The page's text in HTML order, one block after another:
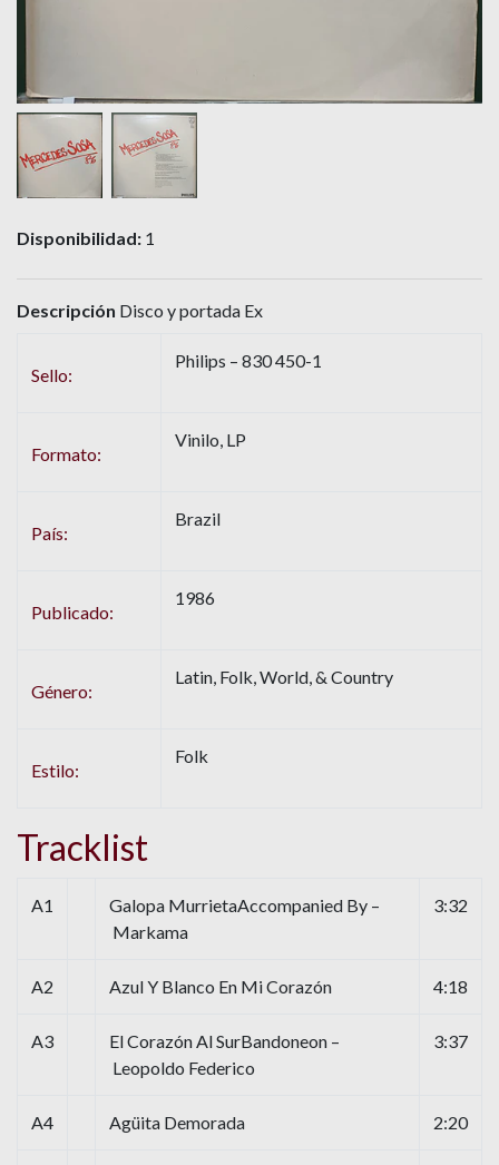
Disponibilidad: 1
Descripción Disco y portada Ex
Sello:
Philips – 830 450-1
Formato:
Vinilo, LP
País:
Brazil
Publicado:
1986
Género:
Latin, Folk, World, & Country
Estilo:
Folk
Tracklist
A1
Galopa MurrietaAccompanied By –
Markama
3:32
A2 Azul Y Blanco En Mi Corazón 4:18
A3
El Corazón Al SurBandoneon –
Leopoldo Federico
3:37
A4 Agüita Demorada 2:20